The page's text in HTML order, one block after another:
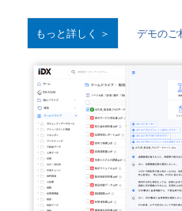
もっと詳しく ＞ デモのご